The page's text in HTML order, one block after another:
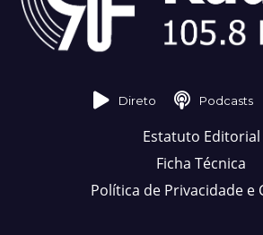
Direto Podcasts
Estatuto Editorial
Ficha Técnica
Política de Privacidade e